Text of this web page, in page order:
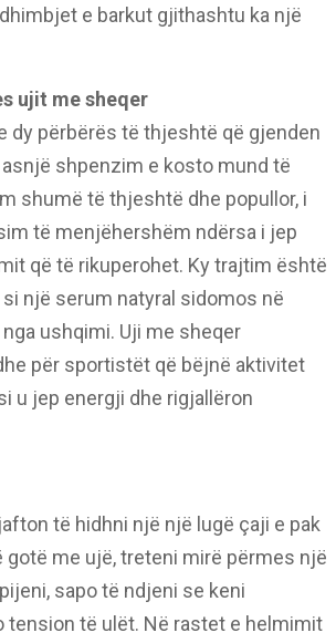
e barkut gjithashtu ka një
ujit me sheqer
dy përbërës të thjeshtë që gjenden
shpenzim e kosto mund të
shumë të thjeshtë dhe popullor, i
të menjëhershëm ndërsa i jep
që të rikuperohet. Ky trajtim është
një serum natyral sidomos në
ushqimi. Uji me sheqer
për sportistët që bëjnë aktivitet
u jep energji dhe rigjallëron
të hidhni një një lugë çaji e pak
gotë me ujë, treteni mirë përmes një
sapo të ndjeni se keni
tension të ulët. Në rastet e helmimit